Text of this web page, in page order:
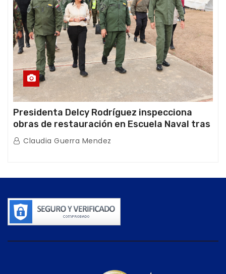
Presidenta Delcy Rodríguez inspecciona
obras de restauración en Escuela Naval tras
afectaciones sísmicas en La Guaira
Claudia Guerra Mendez